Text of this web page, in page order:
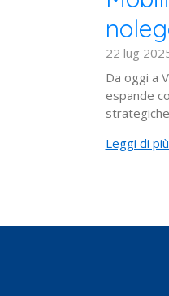
22 lug
Da oggi a
espande
Leggi di